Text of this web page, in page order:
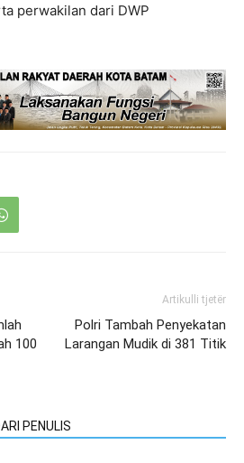
perwakilan dari DWP
100
Artikulli tjetër
Polri Tambah Penyekatan
Larangan Mudik di 381 Titik
PENULIS